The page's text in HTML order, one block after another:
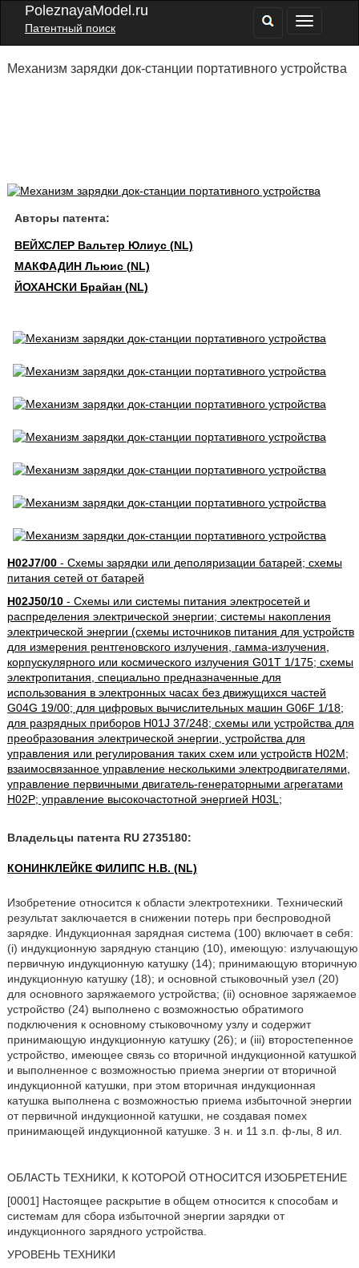
PoleznayaModel.ru
Патентный поиск
Механизм зарядки док-станции портативного устройства
Авторы патента:
ВЕЙХСЛЕР Вальтер Юлиус (NL)
МАКФАДИН Льюис (NL)
ЙОХАНСКИ Брайан (NL)
H02J7/00- Схемы зарядки или деполяризации батарей; схемы
питания сетей от батарей
H02J50/10- Схемы или системы питания электросетей и
распределения электрической энергии; системы накопления
электрической энергии (схемы источников питания для устройств
для измерения рентгеновского излучения, гамма-излучения,
корпускулярного или космического излучения G01T 1/175; схемы
электропитания, специально предназначенные для
использования в электронных часах без движущихся частей
G04G 19/00; для цифровых вычислительных машин G06F 1/18;
для разрядных приборов H01J 37/248; схемы или устройства для
преобразования электрической энергии, устройства для
управления или регулирования таких схем или устройств H02M;
взаимосвязанное управление несколькими электродвигателями,
управление первичными двигатель-генераторными агрегатами
H02P; управление высокочастотной энергией H03L;
Владельцы патента RU 2735180:
КОНИНКЛЕЙКЕ ФИЛИПС Н.В. (NL)
Изобретение относится к области электротехники. Технический
результат заключается в снижении потерь при беспроводной
зарядке. Индукционная зарядная система (100) включает в себя:
(i) индукционную зарядную станцию (10), имеющую: излучающую
первичную индукционную катушку (14); принимающую вторичную
индукционную катушку (18); и основной стыковочный узел (20)
для основного заряжаемого устройства; (ii) основное заряжаемое
устройство (24) выполнено с возможностью обратимого
подключения к основному стыковочному узлу и содержит
принимающую индукционную катушку (26); и (iii) второстепенное
устройство, имеющее связь со вторичной индукционной катушкой
и выполненное с возможностью приема энергии от вторичной
индукционной катушки, при этом вторичная индукционная
катушка выполнена с возможностью приема избыточной энергии
от первичной индукционной катушки, не создавая помех
принимающей индукционной катушке. 3 н. и 11 з.п. ф-лы, 8 ил.
ОБЛАСТЬ ТЕХНИКИ, К КОТОРОЙ ОТНОСИТСЯ ИЗОБРЕТЕНИЕ
[0001] Настоящее раскрытие в общем относится к способам и
системам для сбора избыточной энергии зарядки от
индукционного зарядного устройства.
УРОВЕНЬ ТЕХНИКИ